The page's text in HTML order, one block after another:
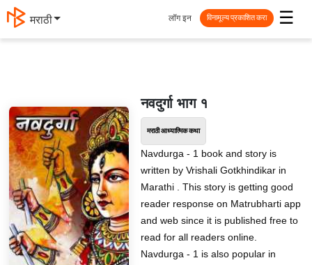
मराठी ☰
लॉग इन विनामूल्य प्रकाशित करा
नवदुर्गा भाग १
मराठी आध्यात्मिक कथा
Navdurga - 1 book and story is
written by Vrishali Gotkhindikar in
Marathi . This story is getting good
reader response on Matrubharti app
and web since it is published free to
read for all readers online.
Navdurga - 1 is also popular in